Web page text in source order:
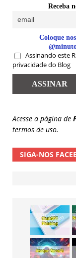
Receba
Coloque
Assinando este
privacidade do Blog
Acesse a página de
termos de uso.
SIGA-NOS